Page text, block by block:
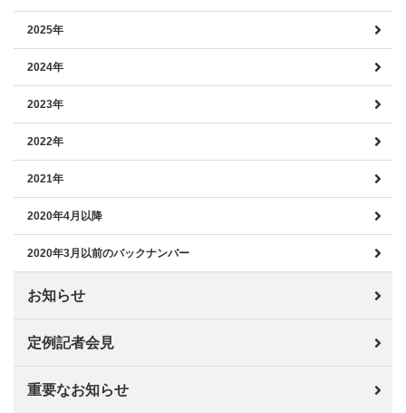
2025年
2024年
2023年
2022年
2021年
2020年4月以降
2020年3月以前のバックナンバー
お知らせ
定例記者会見
重要なお知らせ